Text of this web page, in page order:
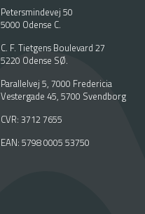
Petersmindevej 50
5000 Odense C.
C. F. Tietgens Boulevard 27
5220 Odense SØ.
Parallelvej 5, 7000 Fredericia
Vestergade 45, 5700 Svendborg
CVR: 3712 7655
EAN: 5798 0005 53750